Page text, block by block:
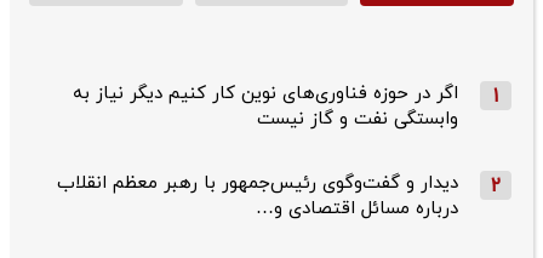
1
اگر در حوزه فناوری‌های نوین کار کنیم دیگر نیاز به
وابستگی نفت و گاز نیست
2
دیدار و گفت‌وگوی رئیس‌جمهور با رهبر معظم انقلاب
درباره مسائل اقتصادی و…